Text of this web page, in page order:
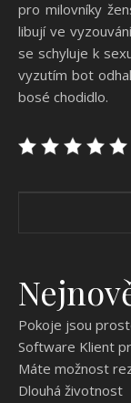
pro milovníky
libují ve
se schyluje k
vyzutím bot
bosé chodidlo.
Pokoje jsou
Software Klient
Máte možnost
Dlouhá životnost